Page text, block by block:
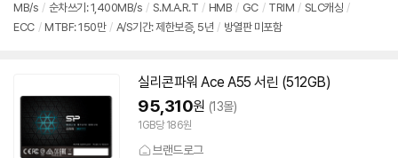
MB/s / 순차쓰기: 1,400MB/s / S.M.A.R.T / HMB / GC / TRIM / SLC캐싱 /
ECC / MTBF: 150만 / A/S기간: 제한보증, 5년 / 방열판 미포함
실리콘파워 Ace A55 서린 (512GB)
95,310원 (13몰)
1GB당 186원
브랜드로그